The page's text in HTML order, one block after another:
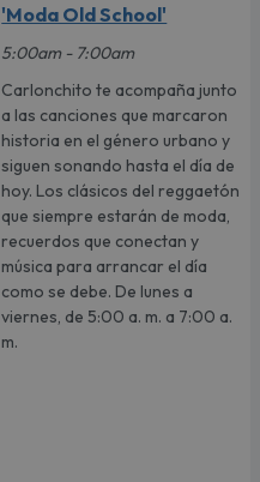
'Moda Old School'
5:00am - 7:00am
Carlonchito te acompaña junto
a las canciones que marcaron
historia en el género urbano y
siguen sonando hasta el día de
hoy. Los clásicos del reggaetón
que siempre estarán de moda,
recuerdos que conectan y
música para arrancar el día
como se debe. De lunes a
viernes, de 5:00 a. m. a 7:00 a.
m.